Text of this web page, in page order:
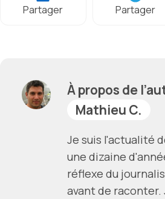
Partager Partager
À propos de
Mathieu C.
Je suis l'actualité
une dizaine
réflexe du
avant de raconter.